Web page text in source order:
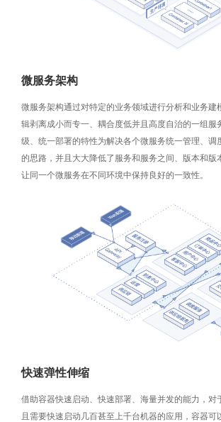
微服务架构
微服务架构通过对特定的业务领域进行分析和业务建
辑剥离成小而专一、耦合度低并且高度自治的一组服
级、统一部署的特性为解决各个微服务统一管理、调
的思路，并且大大降低了服务和服务之间、版本和版
让同一个微服务在不同环境中保持良好的一致性。
快速弹性伸缩
借助容器快速启动、快速部署、海量并发的能力，对
且需要快速启动几百甚至上千台机器的应用，容器可